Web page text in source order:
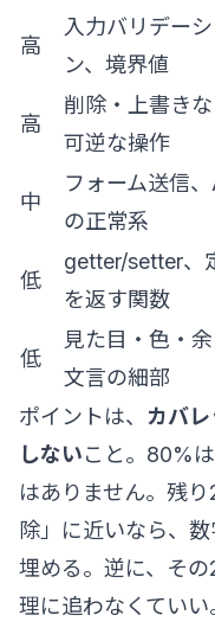
高
入力バリデーシ
ン、境界値
高
削除・上書き
可逆な操作
中
フォーム送信
の正常系
低
getter/setter、
を返す関数
低
見た目・色・余
文言の細部
ポイントは、 カバ
しないこと。80%
はありません。残
除」に近いなら、
埋める。逆に、そ
理に追わなくていい